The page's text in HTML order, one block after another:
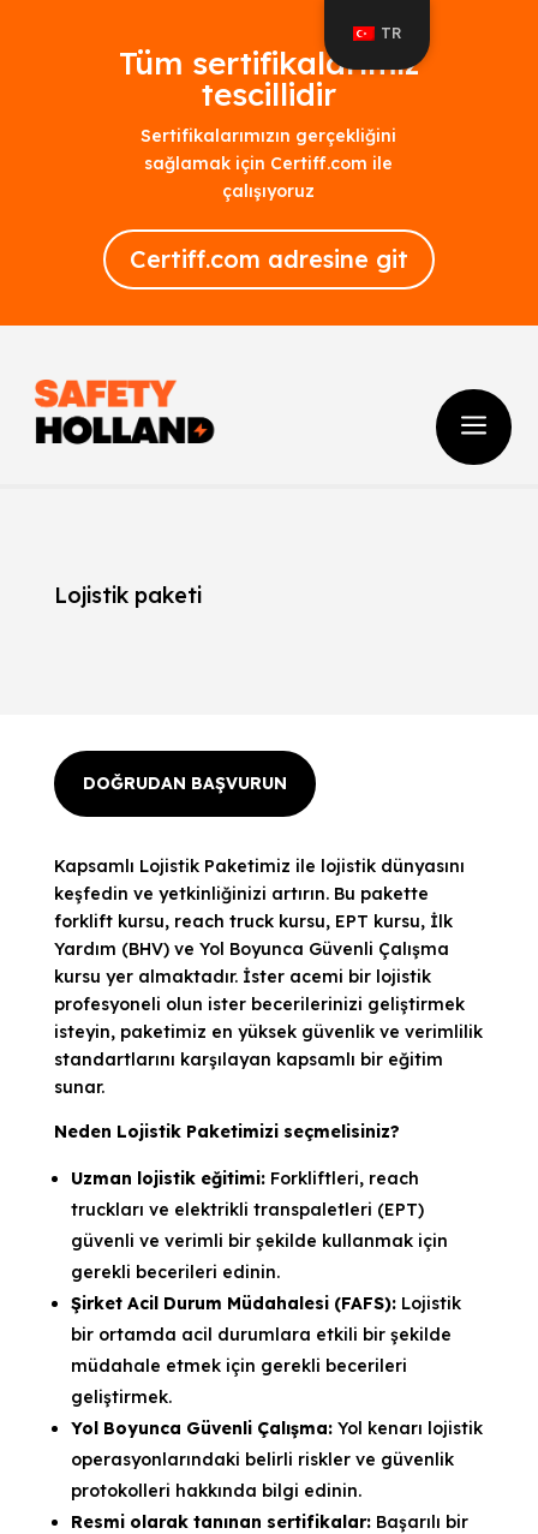
Tüm sertifikalarımız
tescillidir
Sertifikalarımızın gerçekliğini
sağlamak için Certiff.com ile
çalışıyoruz
Certiff.com adresine git
a
Lojistik paketi
DOĞRUDAN BAŞVURUN
Kapsamlı Lojistik Paketimiz ile lojistik dünyasını
keşfedin ve yetkinliğinizi artırın. Bu pakette
forklift kursu, reach truck kursu, EPT kursu, İlk
Yardım (BHV) ve Yol Boyunca Güvenli Çalışma
kursu yer almaktadır. İster acemi bir lojistik
profesyoneli olun ister becerilerinizi geliştirmek
isteyin, paketimiz en yüksek güvenlik ve verimlilik
standartlarını karşılayan kapsamlı bir eğitim
sunar.
Neden Lojistik Paketimizi seçmelisiniz?
Uzman lojistik eğitimi:Forkliftleri, reach
truckları ve elektrikli transpaletleri (EPT)
güvenli ve verimli bir şekilde kullanmak için
gerekli becerileri edinin.
Şirket Acil Durum Müdahalesi (FAFS):Lojistik
bir ortamda acil durumlara etkili bir şekilde
müdahale etmek için gerekli becerileri
geliştirmek.
Yol Boyunca Güvenli Çalışma:Yol kenarı lojistik
operasyonlarındaki belirli riskler ve güvenlik
protokolleri hakkında bilgi edinin.
Resmi olarak tanınan sertifikalar:Başarılı bir
TR